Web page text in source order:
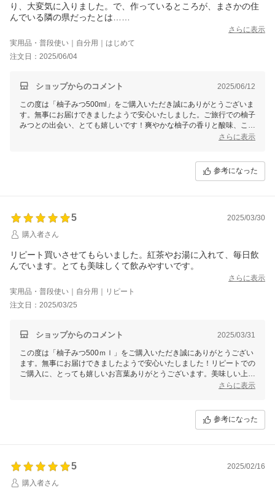
り、大変気に入りました。で、作っているところが、まさかの住
んでいる隣の県だったとは…
さらに表示
実用品・普段使い｜自分用｜はじめて
注文日：2025/06/04
ショップからのコメント 2025/06/12
この度は「柚子みつ500ml」をご購入いただき誠にありがとうございま
す。無事にお届けできましたようで安心いたしました。ご旅行での柚子
みつとの出会い、とても嬉しいです！爽やかな柚子の香りと酸味、これ
からの季節にもピッタリですよね！希釈タイプですので、様々な割り方
さらに表示
参考になった
5
2025/03/30
購入者さん
リピート買いさせてもらいました。紅茶やお湯に入れて、毎日飲
んでいます。とても美味しくて飲みやすいです。
さらに表示
実用品・普段使い｜自分用｜リピート
注文日：2025/03/25
ショップからのコメント 2025/03/31
この度は「柚子みつ500ｍｌ」をご購入いただき誠にありがとうござい
ます。無事にお届けできましたようで安心いたしました！リピートでの
ご購入に、とっても嬉しいお言葉ありがとうございます。美味しい上に
無添加で、身体に優しいのもうれしいですよね♪割って飲むほか、お料
さらに表示
参考になった
5
2025/02/16
購入者さん